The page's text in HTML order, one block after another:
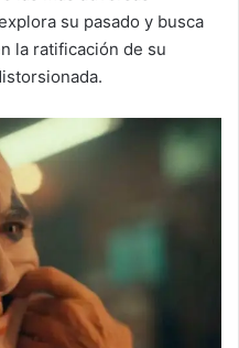
su pasado y busca
la ratificación de su